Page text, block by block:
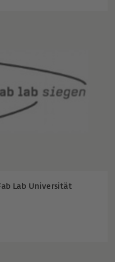
Lab Universität